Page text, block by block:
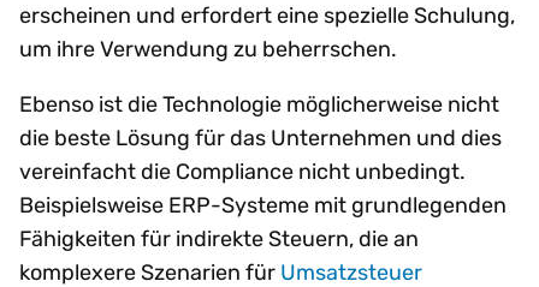
erscheinen und erfordert eine spezielle Schulung,
um ihre Verwendung zu beherrschen.
Ebenso ist die Technologie möglicherweise nicht
die beste Lösung für das Unternehmen und dies
vereinfacht die Compliance nicht unbedingt.
Beispielsweise ERP-Systeme mit grundlegenden
Fähigkeiten für indirekte Steuern, die an
komplexere Szenarien für Umsatzsteuer